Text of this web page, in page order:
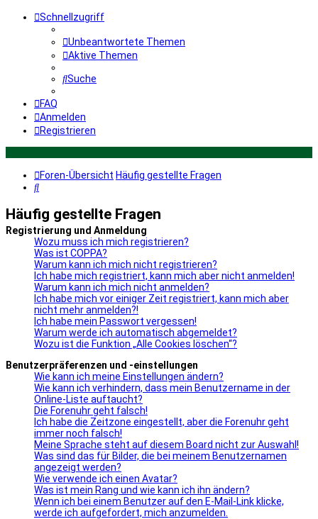
Schnellzugriff
Unbeantwortete Themen
Aktive Themen
Suche
FAQ
Anmelden
Registrieren
Foren-Übersicht Häufig gestellte Fragen
Suche
Häufig gestellte Fragen
Registrierung und Anmeldung
Wozu muss ich mich registrieren?
Was ist COPPA?
Warum kann ich mich nicht registrieren?
Ich habe mich registriert, kann mich aber nicht anmelden!
Warum kann ich mich nicht anmelden?
Ich habe mich vor einiger Zeit registriert, kann mich aber
nicht mehr anmelden?!
Ich habe mein Passwort vergessen!
Warum werde ich automatisch abgemeldet?
Wozu ist die Funktion „Alle Cookies löschen“?
Benutzerpräferenzen und -einstellungen
Wie kann ich meine Einstellungen ändern?
Wie kann ich verhindern, dass mein Benutzername in der
Online-Liste auftaucht?
Die Forenuhr geht falsch!
Ich habe die Zeitzone eingestellt, aber die Forenuhr geht
immer noch falsch!
Meine Sprache steht auf diesem Board nicht zur Auswahl!
Was sind das für Bilder, die bei meinem Benutzernamen
angezeigt werden?
Wie verwende ich einen Avatar?
Was ist mein Rang und wie kann ich ihn ändern?
Wenn ich bei einem Benutzer auf den E-Mail-Link klicke,
werde ich aufgefordert, mich anzumelden.